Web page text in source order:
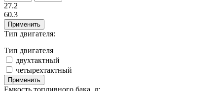
27.2
60.3
Применить
Тип двигателя:
Тип двигателя
двухтактный
четырехтактный
Применить
Емкость топливного бака, л: